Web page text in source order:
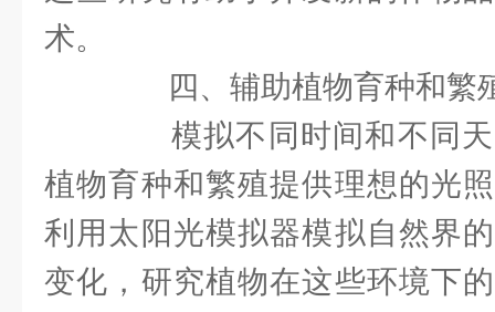
术。
四、辅助植物育种和繁
模拟不同时间和不同天
植物育种和繁殖提供理想的光
利用太阳光模拟器模拟自然界
变化，研究植物在这些环境下